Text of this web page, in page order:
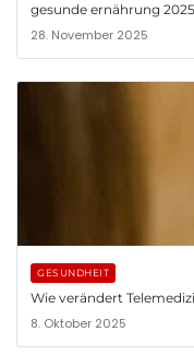
gesunde ernährung
28. November 2025
GESUNDHEIT
Wie verändert
8. Oktober 2025